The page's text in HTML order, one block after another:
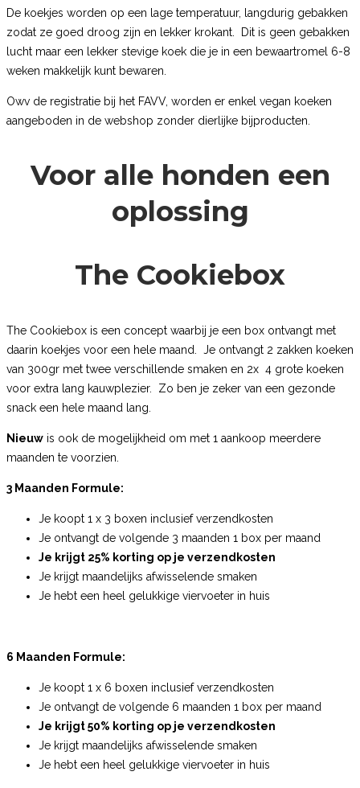
De koekjes worden op een lage temperatuur, langdurig gebakken
zodat ze goed droog zijn en lekker krokant. Dit is geen gebakken
lucht maar een lekker stevige koek die je in een bewaartromel 6-8
weken makkelijk kunt bewaren.
Owv de registratie bij het FAVV, worden er enkel vegan koeken
aangeboden in de webshop zonder dierlijke bijproducten.
Voor alle honden een
oplossing
The Cookiebox
The Cookiebox is een concept waarbij je een box ontvangt met
daarin koekjes voor een hele maand. Je ontvangt 2 zakken koeken
van 300gr met twee verschillende smaken en 2x 4 grote koeken
voor extra lang kauwplezier. Zo ben je zeker van een gezonde
snack een hele maand lang.
Nieuw is ook de mogelijkheid om met 1 aankoop meerdere
maanden te voorzien.
3 Maanden Formule:
Je koopt 1 x 3 boxen inclusief verzendkosten
Je ontvangt de volgende 3 maanden 1 box per maand
Je krijgt 25% korting op je verzendkosten
Je krijgt maandelijks afwisselende smaken
Je hebt een heel gelukkige viervoeter in huis
6 Maanden Formule:
Je koopt 1 x 6 boxen inclusief verzendkosten
Je ontvangt de volgende 6 maanden 1 box per maand
Je krijgt 50% korting op je verzendkosten
Je krijgt maandelijks afwisselende smaken
Je hebt een heel gelukkige viervoeter in huis